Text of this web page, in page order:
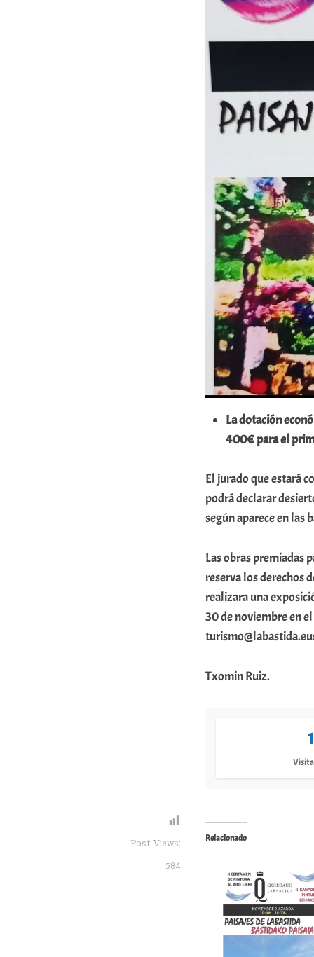
La dotación
400€ para el
El jurado que estará
podrá declarar
según aparece en las
Las obras premiadas
reserva los derechos
realizara una
30 de noviembre en
Txomin Ruiz.
Post Views:
584
Relacionado